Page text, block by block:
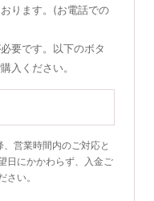
ります。(お電話での
要です。以下のボタ
入ください。
営業時間内のご対応と
日にかかわらず、入金ご
い。